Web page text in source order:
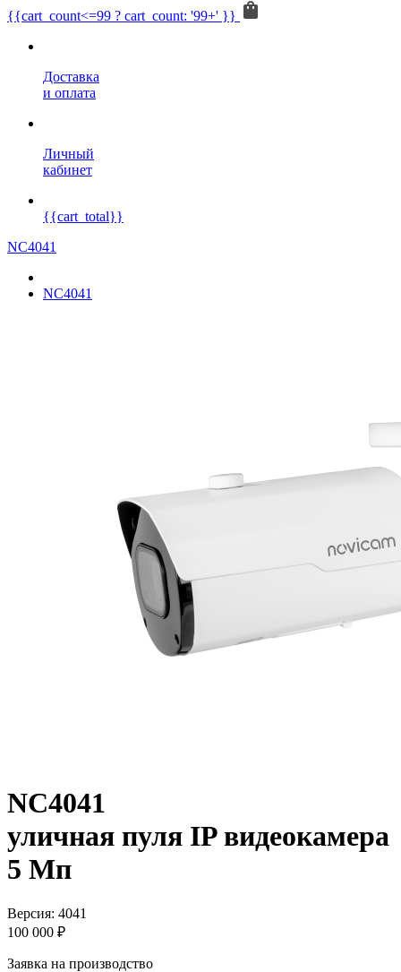
{{cart_count<=99 ? cart_count: '99+' }}
Доставка
и оплата
Личный
кабинет
{{cart_total}}
NC4041
NC4041
NC4041
уличная пуля IP видеокамера
5 Мп
Версия: 4041
100 000 ₽
Заявка на производство